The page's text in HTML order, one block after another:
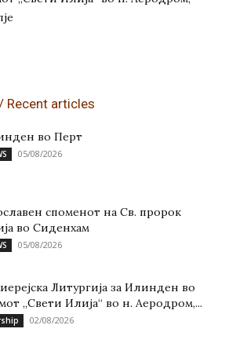
Recent articles
во Перт
05/08/2026
споменот на Св. пророк
во Сиденхам
05/08/2026
Литургија за Илинден во
„Свети Илија“ во н. Аеродром,...
02/08/2026